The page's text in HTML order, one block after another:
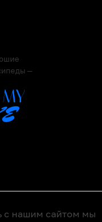
—
с нашим сайтом мы